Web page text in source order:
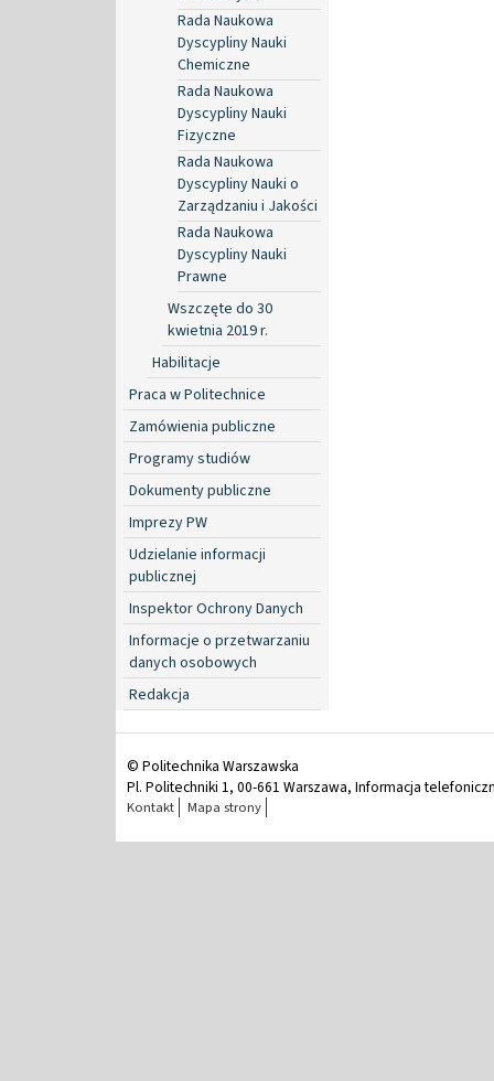
Rada Naukowa
Dyscypliny Nauki
Chemiczne
Rada Naukowa
Dyscypliny Nauki
Fizyczne
Rada Naukowa
Dyscypliny Nauki o
Zarządzaniu i Jakości
Rada Naukowa
Dyscypliny Nauki
Prawne
Wszczęte do 30
kwietnia 2019 r.
Habilitacje
Praca w Politechnice
Zamówienia publiczne
Programy studiów
Dokumenty publiczne
Imprezy PW
Udzielanie informacji
publicznej
Inspektor Ochrony Danych
Informacje o przetwarzaniu
danych osobowych
Redakcja
© Politechnika Warszawska
Pl. Politechniki 1, 00-661 Warszawa, Informacja
Kontakt Mapa strony